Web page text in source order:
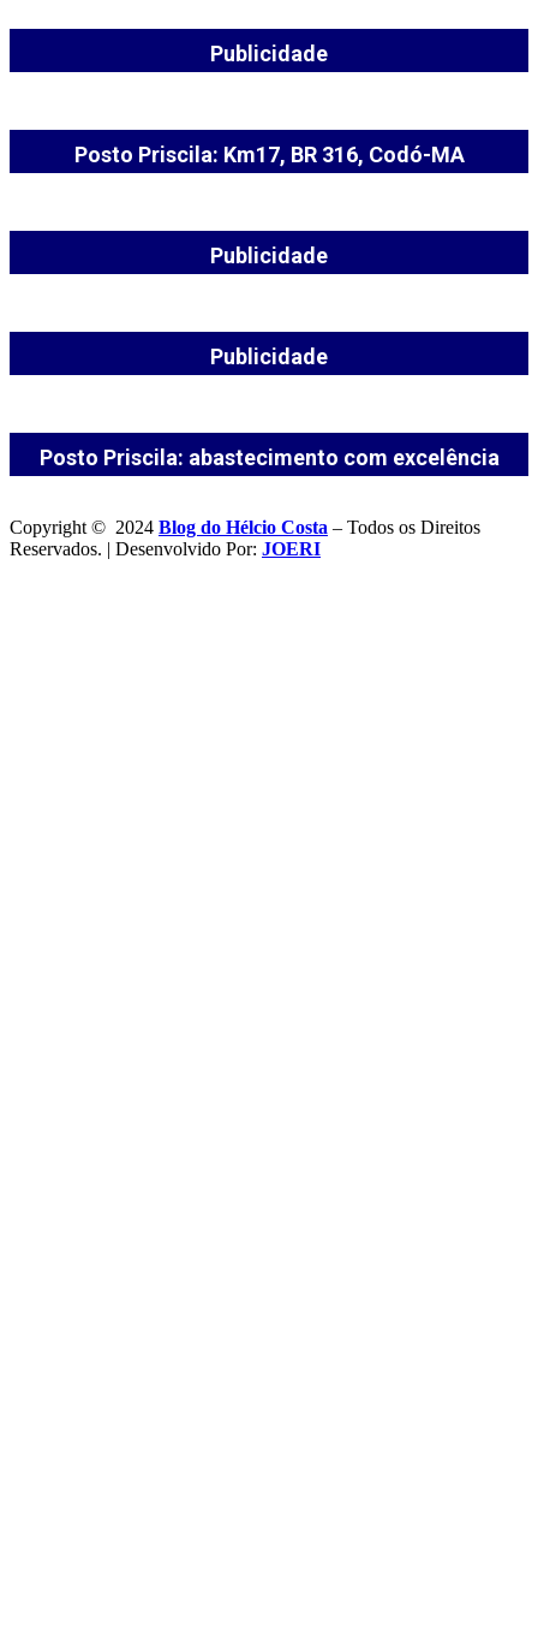
Publicidade
Posto Priscila: Km17, BR 316, Codó-MA
Publicidade
Publicidade
Posto Priscila: abastecimento com excelência
Copyright © 2024 Blog do Hélcio Costa – Todos os Direitos
Reservados. | Desenvolvido Por: JOERI